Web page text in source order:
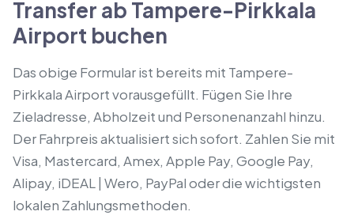
Transfer ab Tampere-Pirkkala
Airport buchen
Das obige Formular ist bereits mit Tampere-
Pirkkala Airport vorausgefüllt. Fügen Sie Ihre
Zieladresse, Abholzeit und Personenanzahl hinzu.
Der Fahrpreis aktualisiert sich sofort. Zahlen Sie mit
Visa, Mastercard, Amex, Apple Pay, Google Pay,
Alipay, iDEAL | Wero, PayPal oder die wichtigsten
lokalen Zahlungsmethoden.